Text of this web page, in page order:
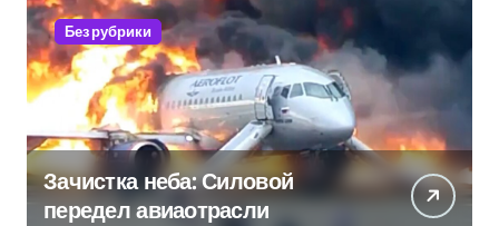
Без рубрики
Зачистка неба: Силовой
передел авиаотрасли